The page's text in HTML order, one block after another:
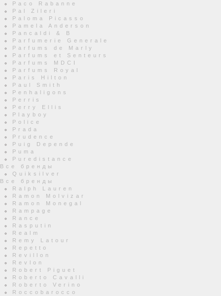
Paco Rabanne
Pal Zileri
Paloma Picasso
Pamela Anderson
Pancaldi & B
Parfumerie Generale
Parfums de Marly
Parfums et Senteurs
Parfums MDCI
Parfums Royal
Paris Hilton
Paul Smith
Penhaligons
Perris
Perry Ellis
Playboy
Police
Prada
Prudence
Puig Depende
Puma
Puredistance
Все бренды
Quiksilver
Все бренды
Ralph Lauren
Ramon Molvizar
Ramon Monegal
Rampage
Rance
Rasputin
Realm
Remy Latour
Repetto
Revillon
Revlon
Robert Piguet
Roberto Cavalli
Roberto Verino
Roccobarocco